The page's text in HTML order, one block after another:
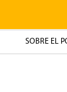
SOBRE EL